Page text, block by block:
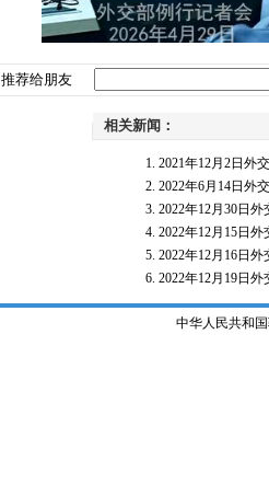
推荐给朋友
相关新闻：
2021年12月2日外
2022年6月14日外
2022年12月30日
2022年12月15日
2022年12月16日
2022年12月19日
中华人民共和